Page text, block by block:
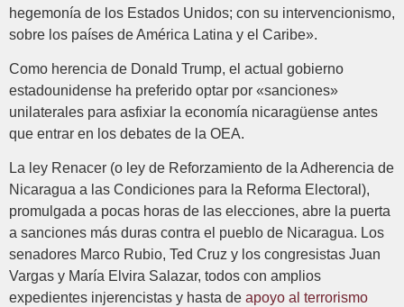
hegemonía de los Estados Unidos; con su intervencionismo,
sobre los países de América Latina y el Caribe».
Como herencia de Donald Trump, el actual gobierno
estadounidense ha preferido optar por «sanciones»
unilaterales para asfixiar la economía nicaragüense antes
que entrar en los debates de la OEA.
La ley Renacer (o ley de Reforzamiento de la Adherencia de
Nicaragua a las Condiciones para la Reforma Electoral),
promulgada a pocas horas de las elecciones, abre la puerta
a sanciones más duras contra el pueblo de Nicaragua. Los
senadores Marco Rubio, Ted Cruz y los congresistas Juan
Vargas y María Elvira Salazar, todos con amplios
expedientes injerencistas y hasta de apoyo al terrorismo